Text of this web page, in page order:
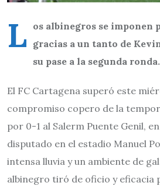
L os albinegros se imponen
gracias a un tanto de
su pase a la segunda ronda.
El FC Cartagena superó este
compromiso copero de la
por 0-1 al Salerm Puente Genil,
disputado en el estadio Manuel
intensa lluvia y un ambiente de
albinegro tiró de oficio y eficacia